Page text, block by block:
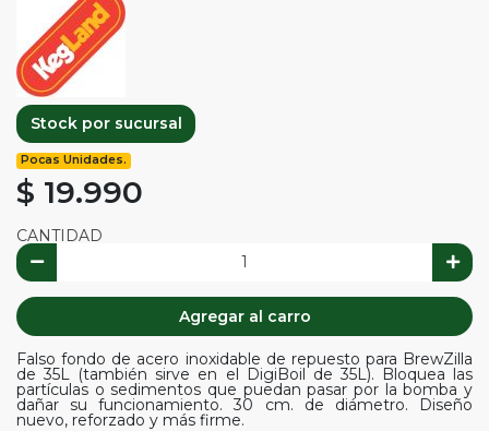
Stock por sucursal
Pocas Unidades.
$ 19.990
CANTIDAD
Agregar al carro
Falso fondo de acero inoxidable de repuesto para BrewZilla
de 35L (también sirve en el DigiBoil de 35L). Bloquea las
partículas o sedimentos que puedan pasar por la bomba y
dañar su funcionamiento. 30 cm. de diámetro. Diseño
nuevo, reforzado y más firme.